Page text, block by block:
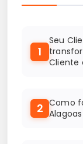
1
Seu
Cliente
2 Como
Alagoas